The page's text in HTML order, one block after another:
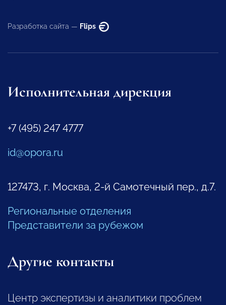
Разработка сайта — Flips
Исполнительная дирекция
+7 (495) 247 4777
id@opora.ru
127473, г. Москва, 2-й Самотечный пер., д.7.
Региональные отделения
Представители за рубежом
Другие контакты
Центр экспертизы и аналитики проблем